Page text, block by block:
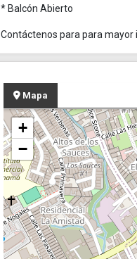
* Balcón Abierto
Contáctenos para para
Mapa
+
−